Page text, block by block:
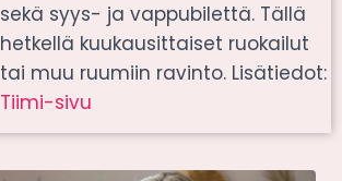
sekä syys- ja vappubilettä. Tällä
hetkellä kuukausittaiset ruokailut
tai muu ruumiin ravinto. Lisätiedot:
Tiimi-sivu